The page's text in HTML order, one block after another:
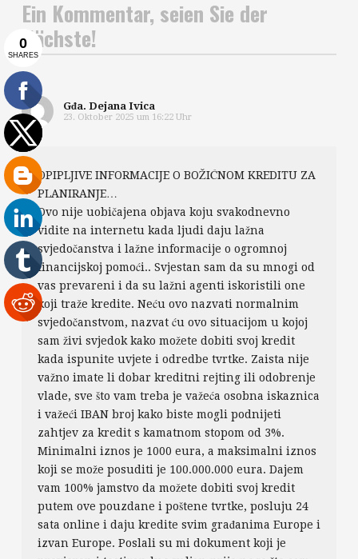
Ein Kommentar, seien Sie der
Nächste!
Gđa. Dejana Ivica
23. Oktober 2025 um 16:22 Uhr
OPIPLJIVE INFORMACIJE O BOŽIĆNOM KREDITU ZA
PLANIRANJE…
Ovo nije uobičajena objava koju svakodnevno
vidite na internetu kada ljudi daju lažna
svjedočanstva i lažne informacije o ogromnoj
financijskoj pomoći.. Svjestan sam da su mnogi od
vas prevareni i da su lažni agenti iskoristili one
koji traže kredite. Neću ovo nazvati normalnim
svjedočanstvom, nazvat ću ovo situacijom u kojoj
sam živi svjedok kako možete dobiti svoj kredit
kada ispunite uvjete i odredbe tvrtke. Zaista nije
važno imate li dobar kreditni rejting ili odobrenje
vlade, sve što vam treba je važeća osobna iskaznica
i važeći IBAN broj kako biste mogli podnijeti
zahtjev za kredit s kamatnom stopom od 3%.
Minimalni iznos je 1000 eura, a maksimalni iznos
koji se može posuditi je 100.000.000 eura. Dajem
vam 100% jamstvo da možete dobiti svoj kredit
putem ove pouzdane i poštene tvrtke, posluju 24
sata online i daju kredite svim građanima Europe i
izvan Europe. Poslali su mi dokument koji je